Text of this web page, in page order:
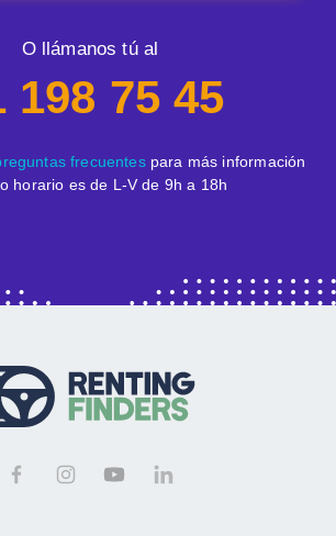
O llámanos tú al
198 75 45
frecuentespara más información
horario es de L-V de 9h a 18h